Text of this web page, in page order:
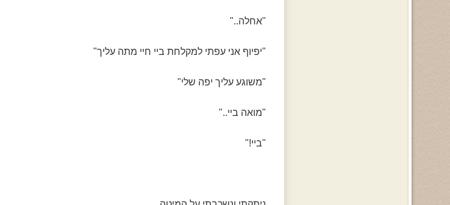
"אחלה.."
"יפיוף אני עפתי למקלחת ביי חיי מתה עליך"
"משוגע עליך יפה שלי"
"מואה ביי.."
"ביי!"